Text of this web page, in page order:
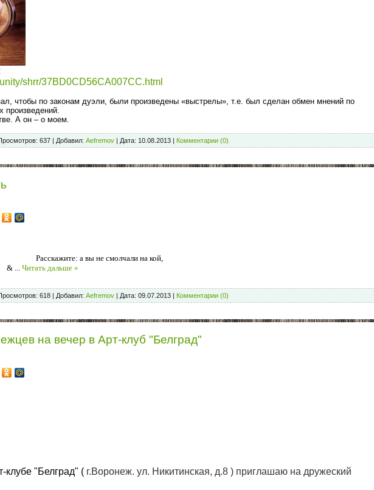
shrr/37BD0CD56CA007CC.html
чтобы по законам дуэли, были произведены «выстрелы», т.е. был сделан обмен мнений по
произведений.
А он – о моем.
637 | Добавил: Aefremov | Дата: 10.08.2013 | Комментарии (0)
а вы не смолчали на кой,
Читать дальше »
618 | Добавил: Aefremov | Дата: 09.07.2013 | Комментарии (0)
на вечер в Арт-клуб "Белград"
клубе "Белград" ( г.Воронеж. ул. Никитинская, д.8 ) приглашаю на дружеский